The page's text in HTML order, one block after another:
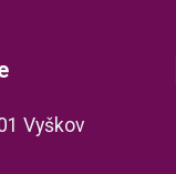
Vyškov